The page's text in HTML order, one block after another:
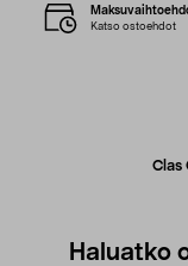
Clas
Katso ostoehdot
Haluatko